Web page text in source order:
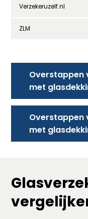
Verzekeruzelf.nl
ZLM
Overstappen
met
Overstappen
met